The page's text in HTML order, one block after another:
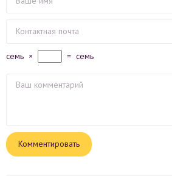
семь × = семь